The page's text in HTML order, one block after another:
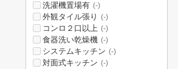
洗濯機置場有 (-)
外観タイル張り (-)
コンロ２口以上 (-)
食器洗い乾燥機 (-)
システムキッチン (-)
対面式キッチン (-)